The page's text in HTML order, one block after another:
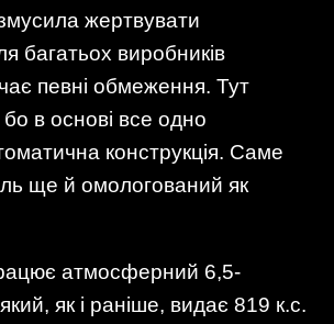
жертвувати
багатьох виробників
певні обмеження. Тут
бо в основі все одно
конструкція. Саме
ще й омологований як
атмосферний 6,5-
як і раніше, видає 819 к.с.